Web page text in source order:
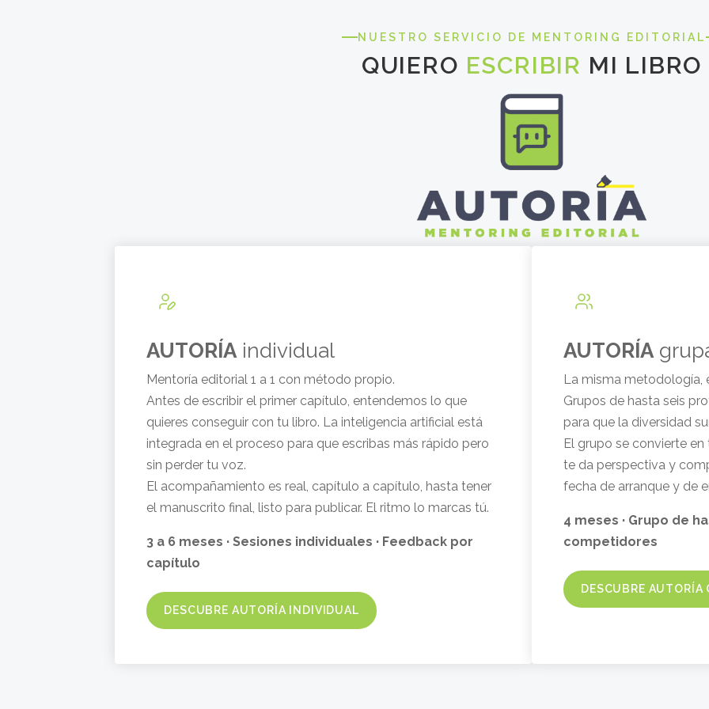
NUESTRO SERVICIO DE MENTORING EDITORIAL
QUIERO ESCRIBIR MI LIBRO
AUTORÍAindividual
Mentoría editorial 1 a 1 con método propio.
Antes de escribir el primer capítulo, entendemos lo que
quieres conseguir con tu libro. La inteligencia artificial está
integrada en el proceso para que escribas más rápido pero
sin perder tu voz.
El acompañamiento es real, capítulo a capítulo, hasta tener
el manuscrito final, listo para publicar. El ritmo lo marcas tú.
3 a 6 meses · Sesiones individuales · Feedback por
capítulo
DESCUBRE AUTORÍA INDIVIDUAL
AUTORÍA
La misma metodología,
Grupos de hasta seis
para que la diversidad
El grupo se convierte
te da perspectiva y
fecha de arranque y de
4 meses · Grupo de
competidores
DESCUBRE AUTORÍA